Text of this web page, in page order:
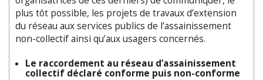
plus tôt possible, les projets de travaux d’extension
du réseau aux services publics de l’assainissement
non-collectif ainsi qu’aux usagers concernés.
Le raccordement au réseau d’assainissement
collectif déclaré conforme puis non-conforme